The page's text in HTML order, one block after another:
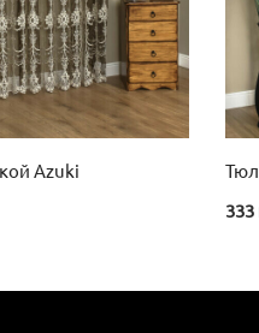
Azuki
333